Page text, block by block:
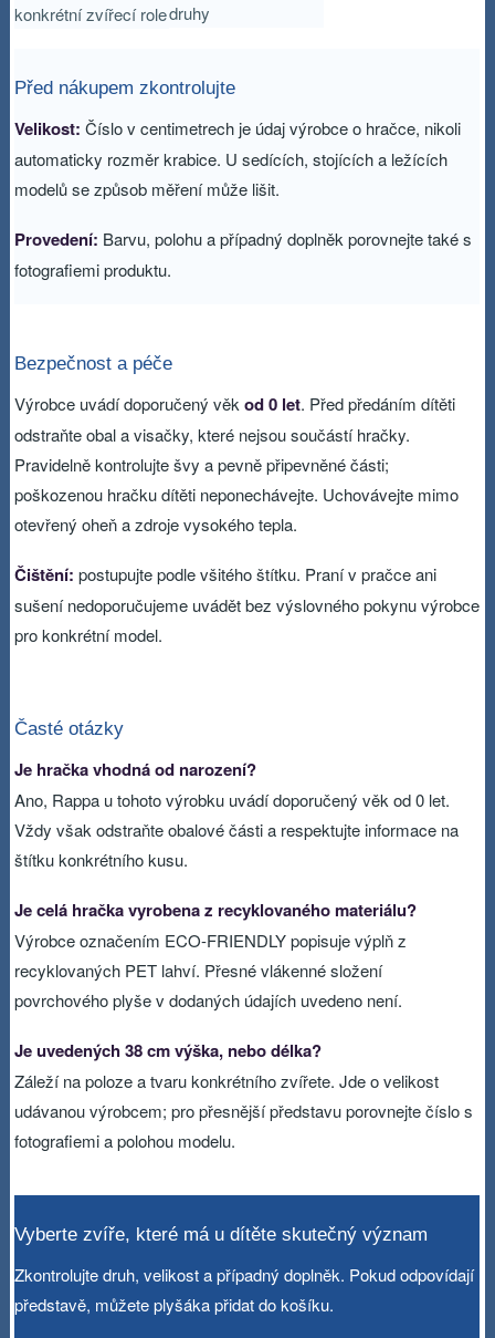
konkrétní zvířecí roledruhy
Před nákupem zkontrolujte
Velikost: Číslo v centimetrech je údaj výrobce o hračce, nikoli
automaticky rozměr krabice. U sedících, stojících a ležících
modelů se způsob měření může lišit.
Provedení: Barvu, polohu a případný doplněk porovnejte také s
fotografiemi produktu.
Bezpečnost a péče
Výrobce uvádí doporučený věkod 0 let. Před předáním dítěti
odstraňte obal a visačky, které nejsou součástí hračky.
Pravidelně kontrolujte švy a pevně připevněné části;
poškozenou hračku dítěti neponechávejte. Uchovávejte mimo
otevřený oheň a zdroje vysokého tepla.
Čištění: postupujte podle všitého štítku. Praní v pračce ani
sušení nedoporučujeme uvádět bez výslovného pokynu výrobce
pro konkrétní model.
Časté otázky
Je hračka vhodná od narození?
Ano, Rappa u tohoto výrobku uvádí doporučený věk od 0 let.
Vždy však odstraňte obalové části a respektujte informace na
štítku konkrétního kusu.
Je celá hračka vyrobena z recyklovaného materiálu?
Výrobce označením ECO-FRIENDLY popisuje výplň z
recyklovaných PET lahví. Přesné vlákenné složení
povrchového plyše v dodaných údajích uvedeno není.
Je uvedených 38 cm výška, nebo délka?
Záleží na poloze a tvaru konkrétního zvířete. Jde o velikost
udávanou výrobcem; pro přesnější představu porovnejte číslo s
fotografiemi a polohou modelu.
Vyberte zvíře, které má u dítěte skutečný význam
Zkontrolujte druh, velikost a případný doplněk. Pokud odpovídají
představě, můžete plyšáka přidat do košíku.